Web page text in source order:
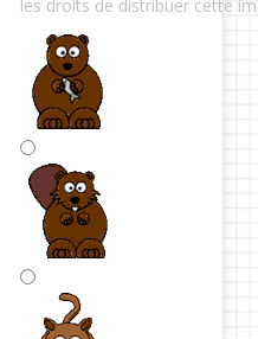
les droits de distribuer cette